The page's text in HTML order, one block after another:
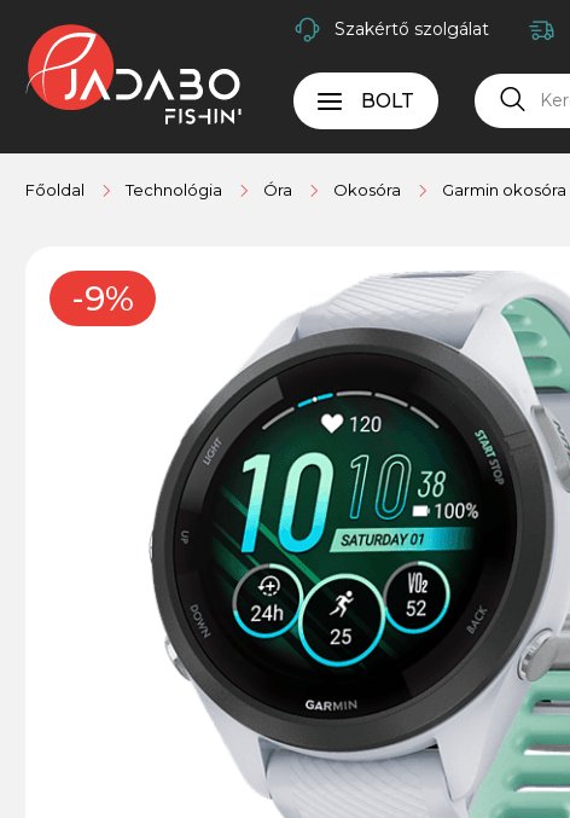
Szakértő szolgálat
BOLT
Főoldal Technológia Óra Okosóra Garmin okosóra
-9%